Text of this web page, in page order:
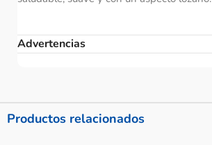
Advertencias
Productos relacionados